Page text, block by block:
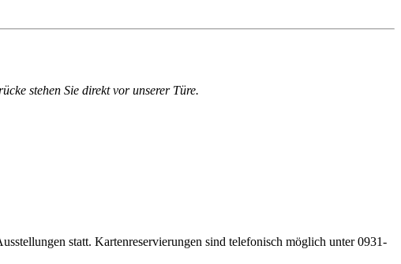
stehen Sie direkt vor unserer Türe.
statt. Kartenreservierungen sind telefonisch möglich unter 0931-